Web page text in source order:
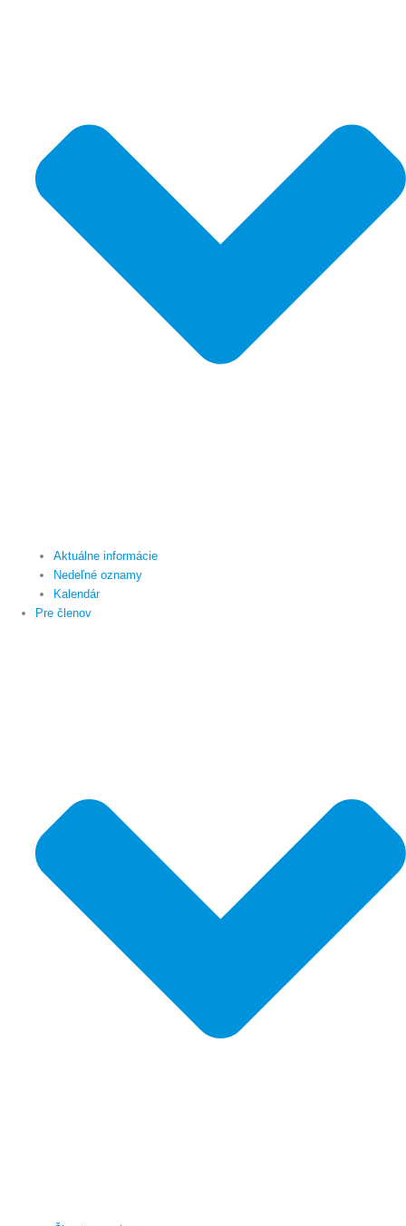
Aktuálne informácie
Nedeľné oznamy
Kalendár
Pre členov